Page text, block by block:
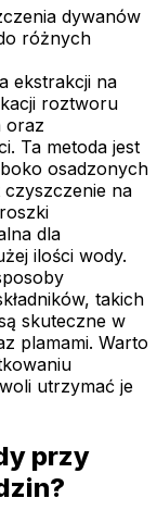
dywanów
różnych
ekstrakcji na
roztworu
oraz
Ta metoda jest
osadzonych
na
dla
ilości wody.
takich
skuteczne w
plamami. Warto
utrzymać je
przy